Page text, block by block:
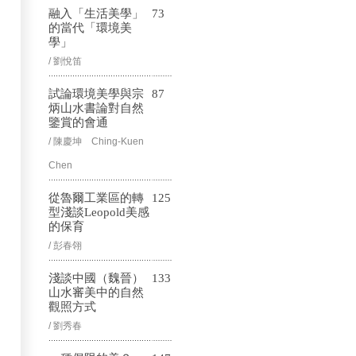
融入「生活美學」
的當代「環境美
學」
/ 劉悅笛
73
試論環境美學與宗
炳山水書論對自然
鑒賞的會通
/ 陳慶坤 Ching-Kuen
Chen
87
從魯爾工業區的轉
型淺談Leopold美感
的保育
/ 彭春翎
125
淺談中國（魏晉）
山水審美中的自然
觀照方式
/ 劉秀春
133